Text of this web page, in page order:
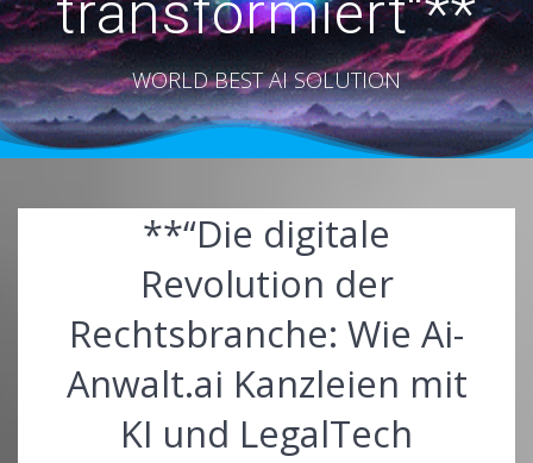
WORLD BEST AI SOLUTION
**“Die digitale
Revolution der
Rechtsbranche: Wie Ai-
Anwalt.ai Kanzleien mit
KI und LegalTech